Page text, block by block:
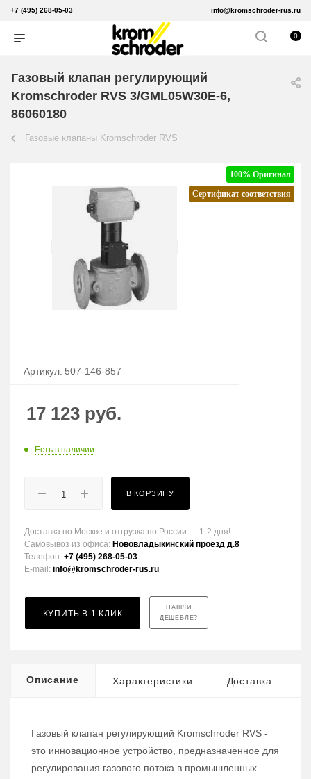
+7 (495) 268-05-03 info@kromschroder-rus.ru
0
Газовый клапан регулирующий
Kromschroder RVS 3/GML05W30E-6,
86060180
Газовые клапаны Kromschroder RVS
100% Оригинал
Сертификат соответствия
Артикул: 507-146-857
17 123 руб.
Есть в наличии
В КОРЗИНУ
Доставка по Москве и отгрузка по России — 1-2 дня!
Самовывоз из офиса: Нововладыкинский проезд д.8
Телефон: +7 (495) 268-05-03
E-mail: info@kromschroder-rus.ru
КУПИТЬ В 1 КЛИК
НАШЛИ
ДЕШЕВЛЕ?
Описание Характеристики Доставка
Газовый клапан регулирующий Kromschroder RVS -
это инновационное устройство, предназначенное для
регулирования газового потока в промышленных